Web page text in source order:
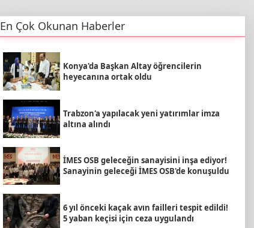
En Çok Okunan Haberler
Konya'da Başkan Altay öğrencilerin
heyecanına ortak oldu
Trabzon'a yapılacak yeni yatırımlar imza
altına alındı
İMES OSB geleceğin sanayisini inşa ediyor!
Sanayinin geleceği İMES OSB'de konuşuldu
6 yıl önceki kaçak avın failleri tespit edildi!
5 yaban keçisi için ceza uygulandı